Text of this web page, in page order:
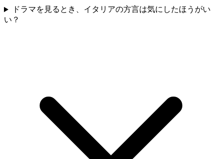
ドラマを見るとき、イタリアの方言は気にしたほうがい
い？